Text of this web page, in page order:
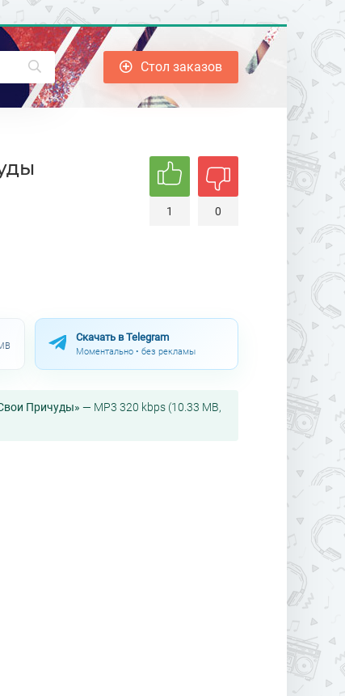
Стол заказов
1 0
Скачать в Telegram
Моментально • без рекламы
Причуды» — MP3 320 kbps (10.33 MB,